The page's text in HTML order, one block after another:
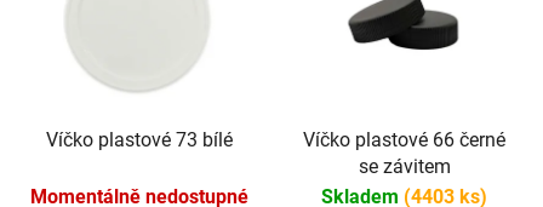
Víčko plastové 73 bílé
Momentálně nedostupné
Víčko plastové 66 černé
se závitem
Skladem (4403 ks)